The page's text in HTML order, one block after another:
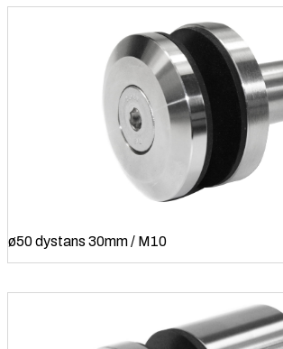
ø50 dystans 30mm / M10